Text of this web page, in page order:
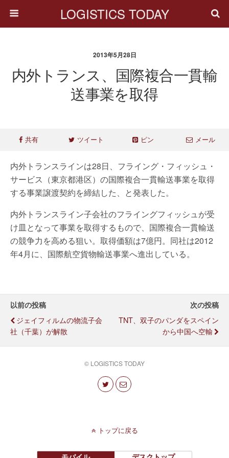
LOGISTICS TODAY
2013年5月28日
内外トランス、国際複合一貫輸
送事業を取得
共有 ツイート ピン メール
内外トランスラインは28日、フライング・フィッシュ・
サービス（東京都港区）の国際複合一貫輸送事業を取得
する事業譲渡契約を締結した、と発表した。
内外トランスライン子会社のフライングフィッシュが受
け皿となって事業を取得するもので、国際複合一貫輸送
の競争力を高める狙い。取得価額は7億円。同社は2012
年4月に、国際航空貨物輸送事業へ進出している。
以前の投稿
ジェイフィルムの物流子会
社（千葉）が解散
次の投稿
TNT、双子のパンダをスペイン
から中国へ空輸
© LOGISTICS TODAY
トップに戻る